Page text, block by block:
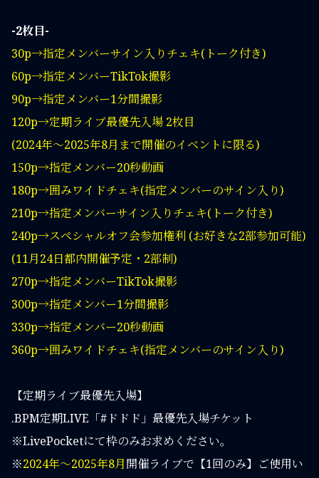
-2枚目-
30p→指定メンバーサイン入りチェキ(トーク付き)
60p→指定メンバーTikTok撮影
90p→指定メンバー1分間撮影
120p→定期ライブ最優先入場 2枚目
(2024年〜2025年8月まで開催のイベントに限る)
150p→指定メンバー20秒動画
180p→囲みワイドチェキ(指定メンバーのサイン入り)
210p→指定メンバーサイン入りチェキ(トーク付き)
240p→スペシャルオフ会参加権利 (お好きな2部参加可能)
(11月24日都内開催予定・2部制)
270p→指定メンバーTikTok撮影
300p→指定メンバー1分間撮影
330p→指定メンバー20秒動画
360p→囲みワイドチェキ(指定メンバーのサイン入り)
【定期ライブ最優先入場】
.BPM定期LIVE「#ドドド」最優先入場チケット
※LivePocketにて枠のみお求めください。
※2024年〜2025年8月開催ライブで【1回のみ】ご使用い